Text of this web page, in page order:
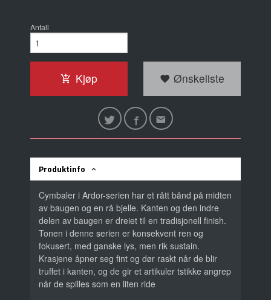
Antall
Kjøp Ønskeliste
Produktinfo
Cymbaler i Ardor-serien har et rått bånd på midten
av baugen og en rå bjelle. Kanten og den indre
delen av baugen er dreiet til en tradisjonell finish.
Tonen i denne serien er konsekvent ren og
fokusert, med ganske lys, men rik sustain.
Krasjene åpner seg fint og dør raskt når de blir
truffet i kanten, og de gir et artikuler tstikke angrep
når de spilles som en liten ride